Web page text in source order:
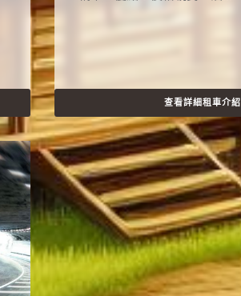
查看詳細租車介紹